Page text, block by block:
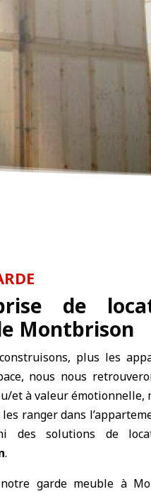
de
Montbrison
plus les
nous nous
et à valeur émotionnelle,
les ranger dans
des solutions de
.
notre garde meuble à